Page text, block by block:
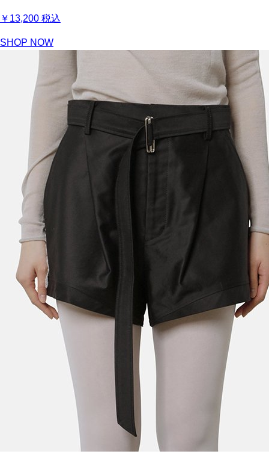
￥13,200 税込
SHOP NOW